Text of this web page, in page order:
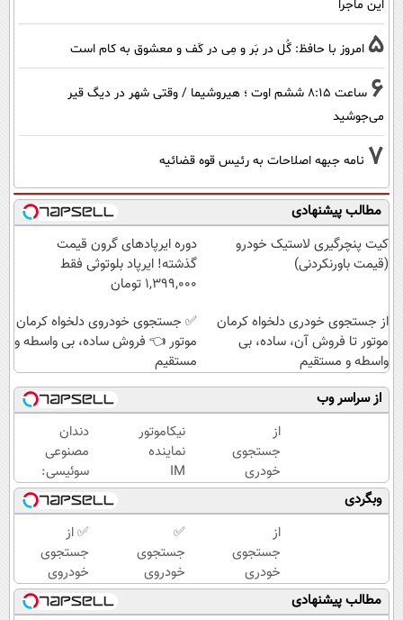
این ماجرا
5 امروز با حافظ: گُل در بَر و مِی در کَف و معشوق به کام است
6
ساعت ۸:۱۵ ششم اوت ؛ هیروشیما / وقتی شهر در دیگ قیر
می‌جوشید
7 نامه جبهه اصلاحات به رئیس قوه قضائیه
مطالب پیشنهادی
کیت پنچرگیری لاستیک خودرو
(قیمت باورنکردنی)
دوره ایرپاد‌های گرون قیمت
گذشته! ایرپاد بلوتوثی فقط
1,399,000 تومان
از جستجوی خودری دلخواه کرمان
موتور تا فروش آن، ساده، بی
واسطه و مستقیم
✅ جستجوی خودروی دلخواه کرمان
موتور 👈 فروش ساده، بی واسطه و
مستقیم
از سراسر وب
از
جستجوی
خودری
دلخواه
کرمان
موتور تا
فروش
آن،
ساده، بی
واسطه و
نیکاموتور
نماینده
IM
Motor و
Lynk&Co
در ایران
دندان
مصنوعی
سوئیسی:
جدیدترین
فناوری
اروپا،
سبک و
مقاوم |
پرداخت
قسطی
وبگردی
از
جستجوی
خودری
دلخواه
کرمان
✅
جستجوی
خودروی
دلخواه
کرمان
✅ از
جستجوی
خودروی
دلخواه
کرمان
مطالب پیشنهادی